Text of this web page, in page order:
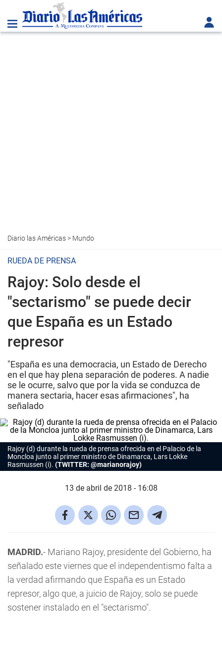
Diario las Américas> Mundo
RUEDA DE PRENSA
Rajoy: Solo desde el
"sectarismo" se puede decir
que España es un Estado
represor
"España es una democracia, un Estado de Derecho
en el que hay plena separación de poderes. A nadie
se le ocurre, salvo que por la vida se conduzca de
manera sectaria, hacer esas afirmaciones", ha
señalado
Rajoy (d) durante la rueda de prensa ofrecida en el Palacio de la
Moncloa junto al primer ministro de Dinamarca, Lars Lokke
Rasmussen (i). (TWITTER: @marianorajoy)
13 de abril de 2018 - 16:08
MADRID.- Mariano Rajoy, presidente del Gobierno, ha
señalado este viernes que el independentismo falta a
la verdad afirmando que España es un Estado
represor, algo que, a juicio de Rajoy, solo se puede
sostener instalado en el "sectarismo".